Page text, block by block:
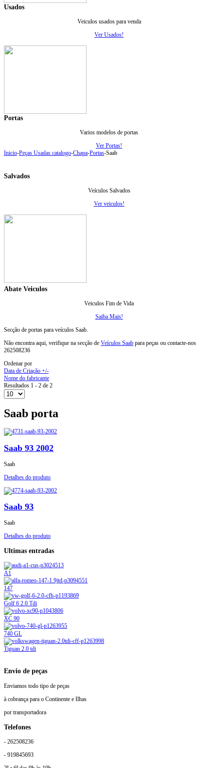
Usados
Veiculos usados para venda
Ver Usados!
Portas
Varios modelos de portas
Ver Portas!
Inicio-Peças Usadas catalogo-Chapa-Portas-Saab
Salvados
Veículos Salvados
Ver veiculos!
Abate Veiculos
Veiculos Fim de Vida
Saiba Mais!
Secção de portas para veículos Saab.
Não encontra aqui, verifique na secção de Veículos Saab para peças ou contacte-nos
262508236
Ordenar por
Data de Criação +/-
Nome do fabricante
Resultados 1 - 2 de 2
Saab porta
Saab 93 2002
Saab
Detalhes do produto
Saab 93
Saab
Detalhes do produto
Ultimas entradas
A1
147
Golf 6 2.0 Tdi
XC 90
740 GL
Tiguan 2.0 tdi
Envio de peças
Enviamos todo tipo de peças
à cobrança para o Continente e Ilhas
por transportadora
Telefones
- 262508236
- 919845693